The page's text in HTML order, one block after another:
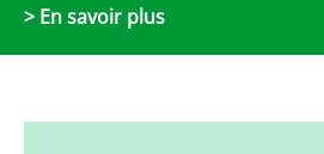
> En savoir plus